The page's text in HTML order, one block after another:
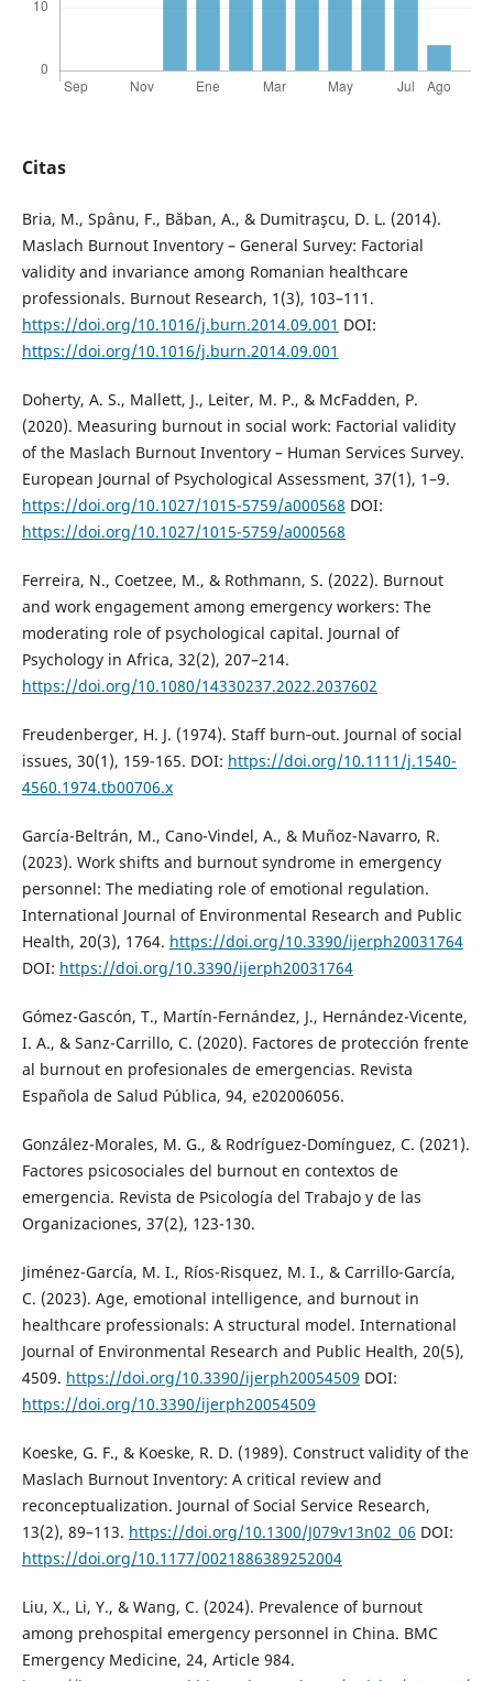
Citas
Bria, M., Spânu, F., Băban, A., & Dumitraşcu, D. L. (2014).
Maslach Burnout Inventory – General Survey: Factorial
validity and invariance among Romanian healthcare
professionals. Burnout Research, 1(3), 103–111.
https://doi.org/10.1016/j.burn.2014.09.001 DOI:
https://doi.org/10.1016/j.burn.2014.09.001
Doherty, A. S., Mallett, J., Leiter, M. P., & McFadden, P.
(2020). Measuring burnout in social work: Factorial validity
of the Maslach Burnout Inventory – Human Services Survey.
European Journal of Psychological Assessment, 37(1), 1–9.
https://doi.org/10.1027/1015-5759/a000568 DOI:
https://doi.org/10.1027/1015-5759/a000568
Ferreira, N., Coetzee, M., & Rothmann, S. (2022). Burnout
and work engagement among emergency workers: The
moderating role of psychological capital. Journal of
Psychology in Africa, 32(2), 207–214.
https://doi.org/10.1080/14330237.2022.2037602
Freudenberger, H. J. (1974). Staff burn‐out. Journal of social
issues, 30(1), 159-165. DOI: https://doi.org/10.1111/j.1540-
4560.1974.tb00706.x
García-Beltrán, M., Cano-Vindel, A., & Muñoz-Navarro, R.
(2023). Work shifts and burnout syndrome in emergency
personnel: The mediating role of emotional regulation.
International Journal of Environmental Research and Public
Health, 20(3), 1764. https://doi.org/10.3390/ijerph20031764
DOI: https://doi.org/10.3390/ijerph20031764
Gómez-Gascón, T., Martín-Fernández, J., Hernández-Vicente,
I. A., & Sanz-Carrillo, C. (2020). Factores de protección frente
al burnout en profesionales de emergencias. Revista
Española de Salud Pública, 94, e202006056.
González-Morales, M. G., & Rodríguez-Domínguez, C. (2021).
Factores psicosociales del burnout en contextos de
emergencia. Revista de Psicología del Trabajo y de las
Organizaciones, 37(2), 123-130.
Jiménez-García, M. I., Ríos-Risquez, M. I., & Carrillo-García,
C. (2023). Age, emotional intelligence, and burnout in
healthcare professionals: A structural model. International
Journal of Environmental Research and Public Health, 20(5),
4509. https://doi.org/10.3390/ijerph20054509 DOI:
https://doi.org/10.3390/ijerph20054509
Koeske, G. F., & Koeske, R. D. (1989). Construct validity of the
Maslach Burnout Inventory: A critical review and
reconceptualization. Journal of Social Service Research,
13(2), 89–113. https://doi.org/10.1300/J079v13n02_06 DOI:
https://doi.org/10.1177/0021886389252004
Liu, X., Li, Y., & Wang, C. (2024). Prevalence of burnout
among prehospital emergency personnel in China. BMC
Emergency Medicine, 24, Article 984.